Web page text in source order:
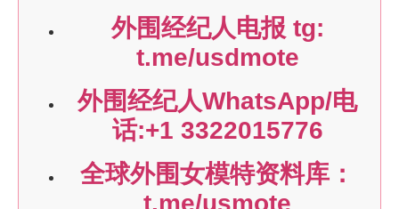
外围经纪人电报 tg:
t.me/usdmote
外围经纪人WhatsApp/电
话:+1 3322015776
全球外围女模特资料库：
t.me/usmote